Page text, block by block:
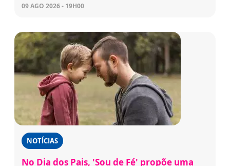
09 AGO 2026 - 19H00
NOTÍCIAS
No Dia dos Pais, 'Sou de Fé' propõe uma